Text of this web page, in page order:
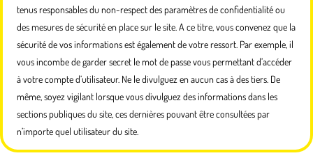
tenus responsables du non-respect des paramètres de confidentialité ou
des mesures de sécurité en place sur le site. A ce titre, vous convenez que la
sécurité de vos informations est également de votre ressort. Par exemple, il
vous incombe de garder secret le mot de passe vous permettant d’accéder
à votre compte d’utilisateur. Ne le divulguez en aucun cas à des tiers. De
même, soyez vigilant lorsque vous divulguez des informations dans les
sections publiques du site, ces dernières pouvant être consultées par
n’importe quel utilisateur du site.